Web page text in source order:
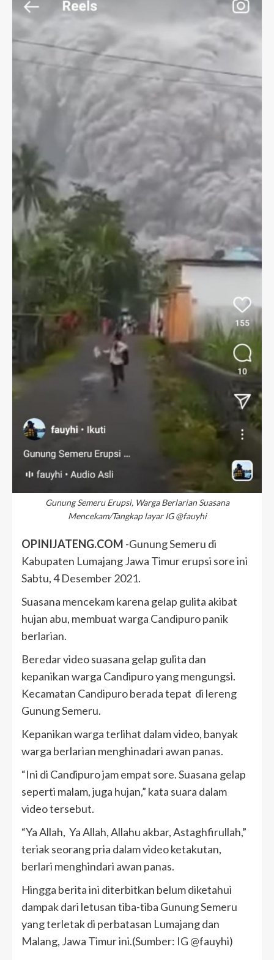
Gunung Semeru Erupsi, Warga Berlarian Suasana
Mencekam/Tangkap layar IG @fauyhi
OPINIJATENG.COM -Gunung Semeru di
Kabupaten Lumajang Jawa Timur erupsi sore ini
Sabtu, 4 Desember 2021.
Suasana mencekam karena gelap gulita akibat
hujan abu, membuat warga Candipuro panik
berlarian.
Beredar video suasana gelap gulita dan
kepanikan warga Candipuro yang mengungsi.
Kecamatan Candipuro berada tepat di lereng
Gunung Semeru.
Kepanikan warga terlihat dalam video, banyak
warga berlarian menghinadari awan panas.
“Ini di Candipuro jam empat sore. Suasana gelap
seperti malam, juga hujan,” kata suara dalam
video tersebut.
“Ya Allah, Ya Allah, Allahu akbar, Astaghfirullah,”
teriak seorang pria dalam video ketakutan,
berlari menghindari awan panas.
Hingga berita ini diterbitkan belum diketahui
dampak dari letusan tiba-tiba Gunung Semeru
yang terletak di perbatasan Lumajang dan
Malang, Jawa Timur ini.(Sumber: IG @fauyhi)